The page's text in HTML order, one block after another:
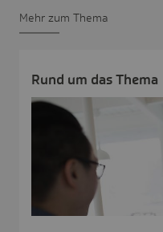
Mehr zum Thema
Rund um das Thema